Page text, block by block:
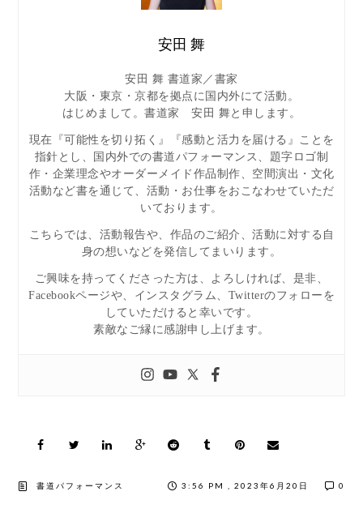
安田 舞
安田 舞 書道家／書家
大阪・東京・京都を拠点に国内外にて活動。
はじめまして。書道家 安田 舞と申します。
現在『可能性を切り拓く』『感動と活力を届ける』ことを
指針とし、国内外での書道パフォーマンス、題字ロゴ制
作・企業理念やオーダーメイド作品制作、空間演出・文化
活動など書を通じて、活動・お仕事をおこなわせていただ
いております。
こちらでは、活動報告や、作品のご紹介、活動に対する自
身の想いなどを発信してまいります。
ご興味を持ってくださった方は、よろしければ、是非、
Facebookページや、インスタグラム、Twitterのフォローを
していただけると幸いです。
素敵なご縁に感謝申し上げます。
書道パフォーマンス 3:56 PM , 2023年6月20日 0